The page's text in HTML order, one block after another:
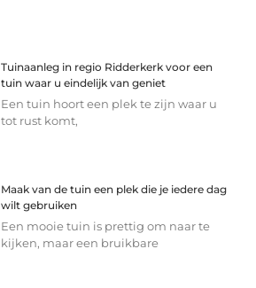
Tuinaanleg in regio Ridderkerk voor een
tuin waar u eindelijk van geniet
Een tuin hoort een plek te zijn waar u
tot rust komt,
Maak van de tuin een plek die je iedere dag
wilt gebruiken
Een mooie tuin is prettig om naar te
kijken, maar een bruikbare